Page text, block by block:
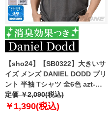
【sho24】【SB0322】大きいサ
イズ メンズ DANIEL DODD プリ
ント 半袖 Tシャツ 全6色 azt-
2402pt6
定価 ￥2,090(税込)
￥1,390(税込)